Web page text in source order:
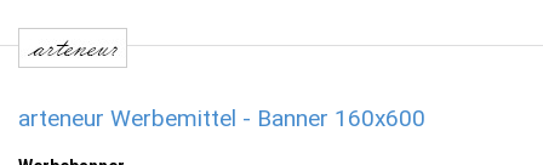
arteneur Werbemittel - Banner 160x600